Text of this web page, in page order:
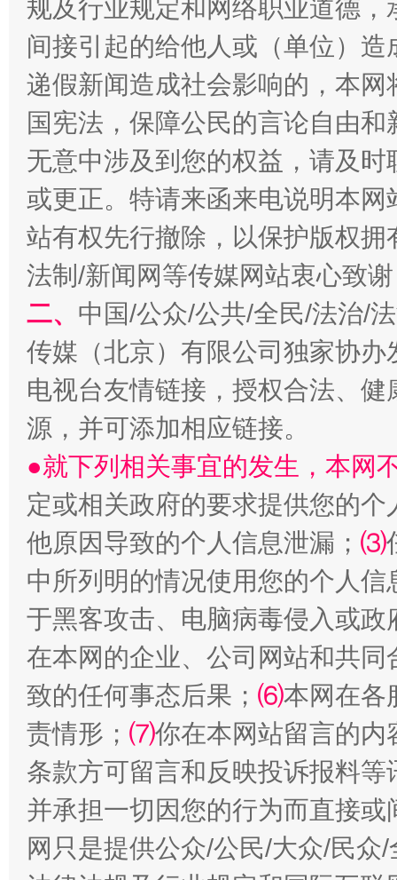
揭开“小金库”的免责幌子
受贿1.44亿！段成刚被判无期
规及行业规定和网络职业道德
间接引起的给他人或（单位）
递假新闻造成社会影响的，本
国宪法，保障公民的言论自由
无意中涉及到您的权益，请及
或更正。特请来函来电说明本
站有权先行撤除，以保护版权
法制/新闻网等传媒网站衷心致
二、 中国/公众/公共/全民/法治/
传媒（北京）有限公司独家协
电视台友情链接，授权合法、
源，并可添加相应链接。
●就下列相关事宜的发生，本网
定或相关政府的要求提供您的个
他原因导致的个人信息泄漏； ⑶
中所列明的情况使用您的个人
于黑客攻击、电脑病毒侵入或
在本网的企业、公司网站和共
致的任何事态后果； ⑹本网在各
责情形； ⑺你在本网站留言的内
条款方可留言和反映投诉报料
并承担一切因您的行为而直接
网只是提供公众/公民/大众/民